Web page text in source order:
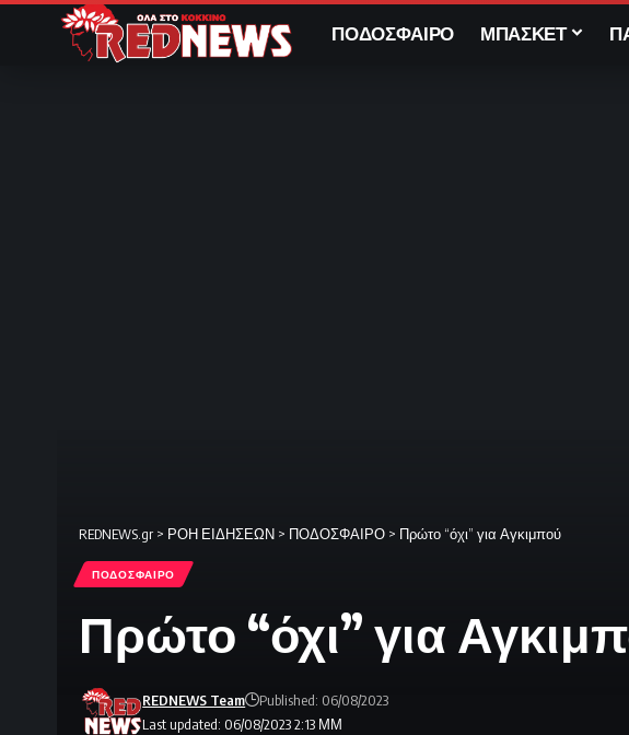
ΠΟΔΟΣΦΑΙΡΟ ΜΠΑΣΚΕΤ
REDNEWS.gr > ΡΟΗ ΕΙΔΗΣΕΩΝ > ΠΟΔΟΣΦΑΙΡΟ > Πρώτο “όχι” για Αγκιμπού
ΠΟΔΟΣΦΑΙΡΟ
Πρώτο “όχι” για
Last updated: 06/08/2023 2:13 ΜΜ
REDNEWS Team Published: 06/08/2023